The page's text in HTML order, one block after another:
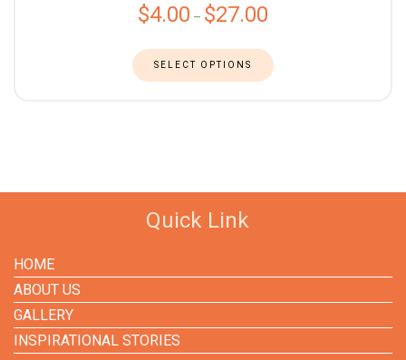
$4.00 – $27.00
SELECT OPTIONS
Quick Link
HOME
ABOUT US
GALLERY
INSPIRATIONAL STORIES